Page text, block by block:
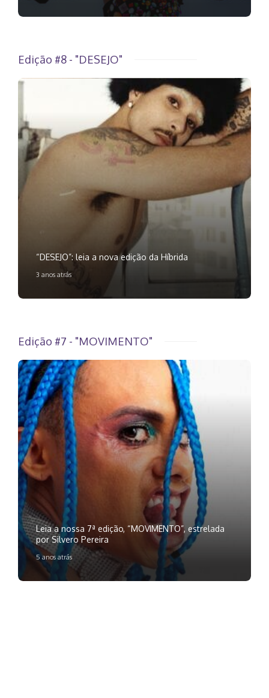
Edição #8 - "DESEJO"
“DESEJO”: leia a nova edição da Híbrida
3 anos atrás
Edição #7 - "MOVIMENTO"
Leia a nossa 7ª edição, “MOVIMENTO”, estrelada
por Silvero Pereira
5 anos atrás